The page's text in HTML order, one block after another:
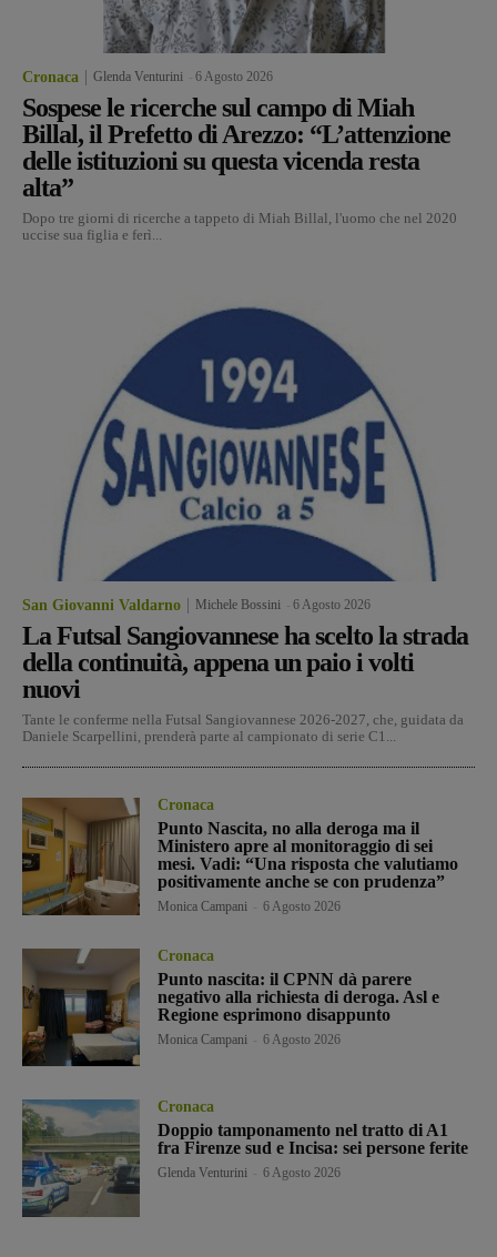
Cronaca Glenda Venturini 6 Agosto 2026
Sospese le ricerche sul campo di Miah
Billal, il Prefetto di Arezzo: “L’attenzione
delle istituzioni su questa vicenda resta
alta”
Dopo tre giorni di ricerche a tappeto di Miah Billal, l'uomo che nel 2020
uccise sua figlia e ferì...
San Giovanni Valdarno Michele Bossini 6 Agosto 2026
La Futsal Sangiovannese ha scelto la strada
della continuità, appena un paio i volti
nuovi
Tante le conferme nella Futsal Sangiovannese 2026-2027, che, guidata da
Daniele Scarpellini, prenderà parte al campionato di serie C1...
Cronaca
Punto Nascita, no alla deroga ma il
Ministero apre al monitoraggio di sei
mesi. Vadi: “Una risposta che valutiamo
positivamente anche se con prudenza”
Monica Campani 6 Agosto 2026
Cronaca
Punto nascita: il CPNN dà parere
negativo alla richiesta di deroga. Asl e
Regione esprimono disappunto
Monica Campani 6 Agosto 2026
Cronaca
Doppio tamponamento nel tratto di A1
fra Firenze sud e Incisa: sei persone ferite
Glenda Venturini 6 Agosto 2026